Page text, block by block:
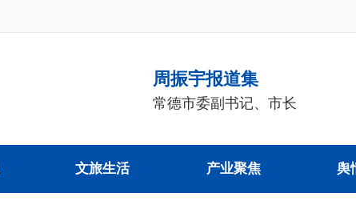
周振宇报道集
常德市委副书记、市长
文旅生活 产业聚焦 舆